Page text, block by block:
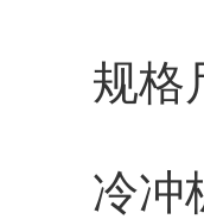
规格尺
冷冲